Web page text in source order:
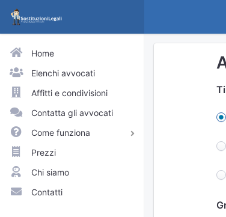
Home
Elenchi avvocati
Affitti e condivisioni
Contatta gli avvocati
Come funziona
Avvocati e praticanti
Visitatori del sito
Approfondimenti
Prezzi
Chi siamo
Contatti